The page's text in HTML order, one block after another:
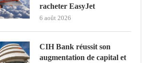
racheter EasyJet
6 août 2026
CIH Bank réussit son
augmentation de capital et